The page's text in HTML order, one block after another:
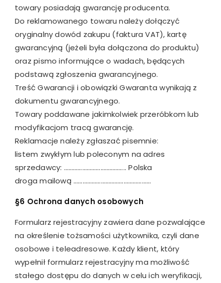
towary posiadają gwarancję producenta.
Do reklamowanego towaru należy dołączyć
oryginalny dowód zakupu (faktura VAT), kartę
gwarancyjną (jeżeli była dołączona do produktu)
oraz pismo informujące o wadach, będących
podstawą zgłoszenia gwarancyjnego.
Treść Gwarancji i obowiązki Gwaranta wynikają z
dokumentu gwarancyjnego.
Towary poddawane jakimkolwiek przeróbkom lub
modyfikacjom tracą gwarancję.
Reklamacje należy zgłaszać pisemnie:
listem zwykłym lub poleconym na adres
sprzedawcy: ………………………………….. Polska
droga mailową ……………………………………………
§6 Ochrona danych osobowych
Formularz rejestracyjny zawiera dane pozwalające
na określenie tożsamości użytkownika, czyli dane
osobowe i teleadresowe. Każdy klient, który
wypełnił formularz rejestracyjny ma możliwość
stałego dostępu do danych w celu ich weryfikacji,